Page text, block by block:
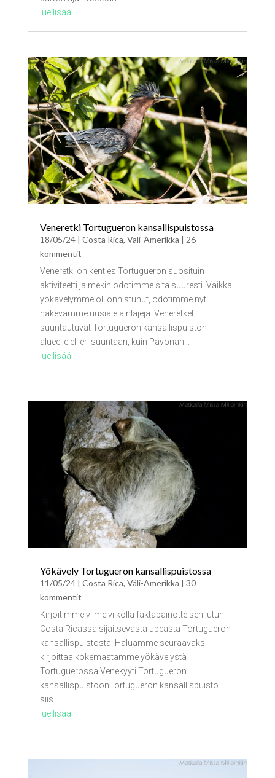
lue lisää
Veneretki Tortugueron kansallispuistossa
18/05/24| Costa Rica, Väli-Amerikka | 26
kommentit
Veneretki on kenties Tortugueron suosituin
aktiviteetti ja mekin odotimme sitä suuresti. Vaikka
yökävelymme oli onnistunut, odotimme nyt
näkevämme uusia eläinlajeja. Veneretket
suuntautuvat Tortugueron kansallispuiston
alueelle eli eri suuntaan, kuin Pavonan...
lue lisää
Yökävely Tortugueron kansallispuistossa
11/05/24| Costa Rica, Väli-Amerikka | 30
kommentit
Kirjoitimme viime viikolla faktapainotteisen jutun
Costa Ricassa sijaitsevasta upeasta Tortugueron
kansallispuistosta. Haluamme seuraavaksi
kirjoittaa kokemastamme yökävelystä
Tortuguerossa.Venekyyti Tortugueron
kansallispuistoonTortugueron kansallispuisto
siis...
lue lisää